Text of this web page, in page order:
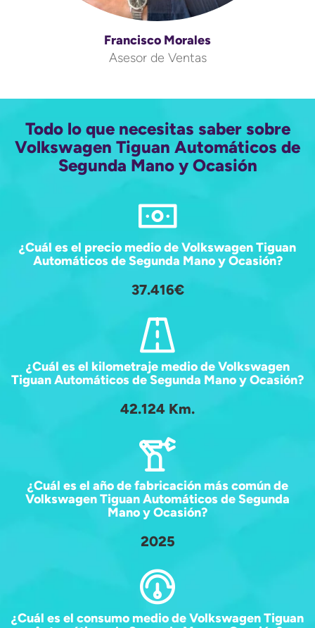
Francisco Morales
Asesor de Ventas
Todo lo que necesitas saber sobre
Volkswagen Tiguan Automáticos de
Segunda Mano y Ocasión
¿Cuál es el precio medio de Volkswagen Tiguan
Automáticos de Segunda Mano y Ocasión?
37.416€
¿Cuál es el kilometraje medio de Volkswagen
Tiguan Automáticos de Segunda Mano y Ocasión?
42.124 Km.
¿Cuál es el año de fabricación más común de
Volkswagen Tiguan Automáticos de Segunda
Mano y Ocasión?
2025
¿Cuál es el consumo medio de Volkswagen Tiguan